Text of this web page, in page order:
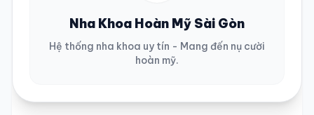
Nha Khoa Hoàn Mỹ Sài Gòn
Hệ thống nha khoa uy tín - Mang đến nụ cười
hoàn mỹ.